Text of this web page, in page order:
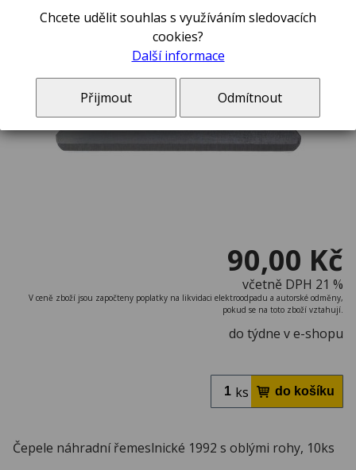
90,00 Kč
včetně DPH 21 %
V ceně zboží jsou započteny poplatky na likvidaci elektroodpadu a autorské odměny,
pokud se na toto zboží vztahují.
do týdne v e-shopu
ks
Čepele náhradní řemeslnické 1992 s oblými rohy, 10ks
Chcete udělit souhlas s využíváním sledovacích
cookies?
Další informace
Přijmout Odmítnout